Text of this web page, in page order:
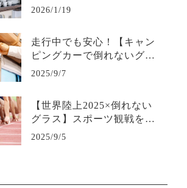
伝えるのか
2026/1/19
走行中でも安心！【キャン
ピングカーで倒れないグラ
ス】の秘密
2025/9/7
【世界陸上2025×倒れない
グラス】スポーツ観戦を快
適にする“こぼさない安心
2025/9/5